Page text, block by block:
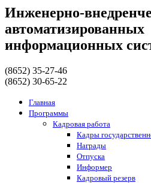
Инженерно-
автоматизированных
информационных
(8652) 35-27-46
(8652) 30-65-22
Главная
Программы
Кадровая работа
Кадры
Награды
Отпуска
Информер
Кадровый резерв